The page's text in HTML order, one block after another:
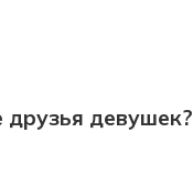
девушек?